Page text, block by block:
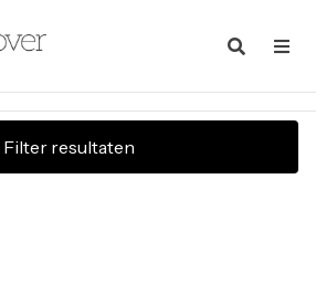
Filter resultaten